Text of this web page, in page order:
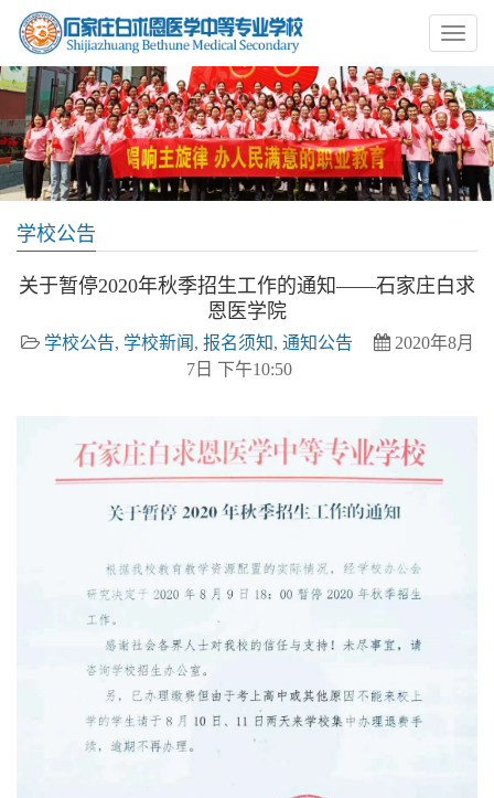
学校公告
关于暂停2020年秋季招生工作的通知——石家庄白求
恩医学院
学校公告, 学校新闻 , 报名须知, 通知公告
2020年8月
7日 下午10:50